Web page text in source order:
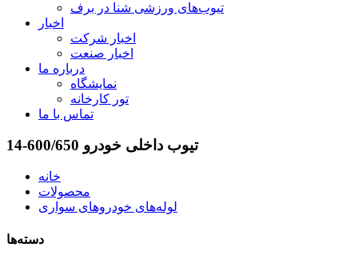
تیوب‌های ورزشی شنا در برف
اخبار
اخبار شرکت
اخبار صنعت
درباره ما
نمایشگاه
تور کارخانه
تماس با ما
تیوب داخلی خودرو 600/650-14
خانه
محصولات
لوله‌های خودروهای سواری
دسته‌ها